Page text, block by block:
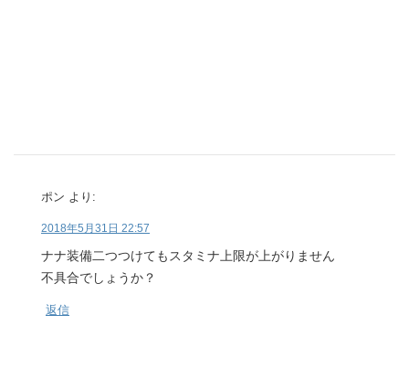
ポン より:
2018年5月31日 22:57
ナナ装備二つつけてもスタミナ上限が上がりません
不具合でしょうか？
返信